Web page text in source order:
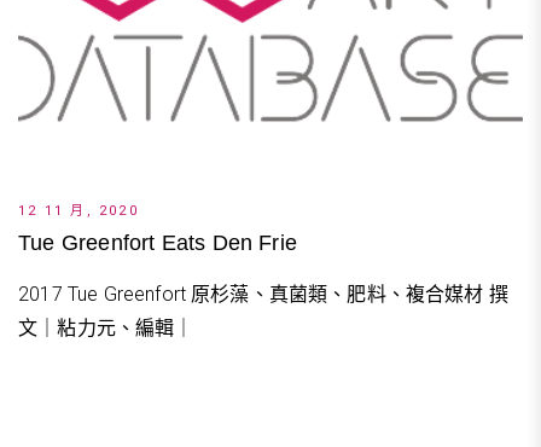
12 11 月, 2020
Tue Greenfort Eats Den Frie
2017 Tue Greenfort 原杉藻、真菌類、肥料、複合媒材 撰
文｜粘力元、編輯｜